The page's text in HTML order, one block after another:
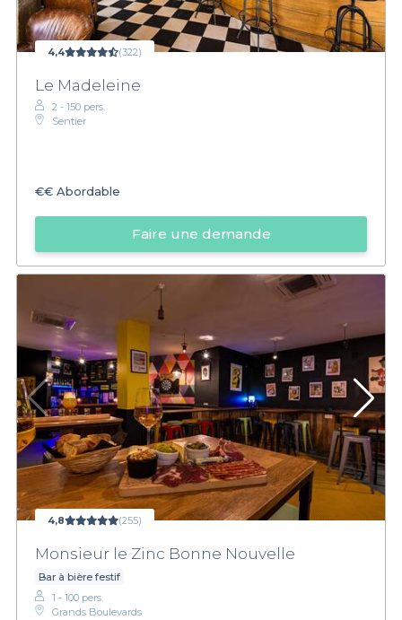
4,4 (322)
Le Madeleine
2 - 150 pers.
Sentier
€€ Abordable
Faire une demande
4,8 (255)
Monsieur le Zinc Bonne Nouvelle
Bar à bière festif
1 - 100 pers.
Grands Boulevards